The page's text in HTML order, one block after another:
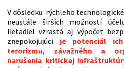
V dôsledku rýchleho
neustále širších možností
lietadiel vzrastá aj výpočet
znepokojujúci je potenciál
terorizmu, závažného a
narušenia kritickej